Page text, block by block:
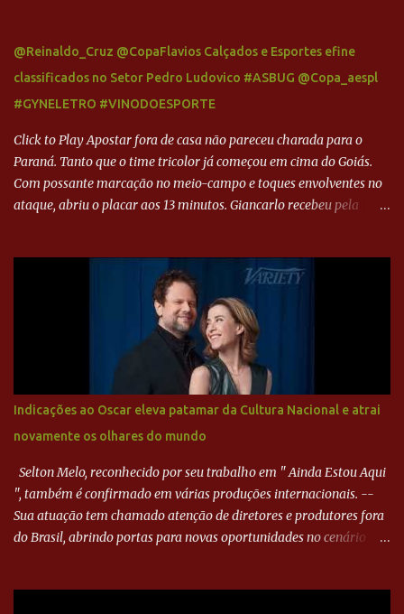
@Reinaldo_Cruz @CopaFlavios Calçados e Esportes efine
classificados no Setor Pedro Ludovico #ASBUG @Copa_aespl
#GYNELETRO #VINODOESPORTE
Click to Play Apostar fora de casa não pareceu charada para o
Paraná. Tanto que o time tricolor já começou em cima do Goiás.
Com possante marcação no meio-campo e toques envolventes no
ataque, abriu o placar aos 13 minutos. Giancarlo recebeu pela
Paraná ampliou a vantagem aos 21 minutos. Éverton Garroni
desviou cruzamento de cabeça e, mesmo de costas, incidiu o canto
direito de Harlei. O goleiro esmeraldino se esticou e até tocou na
bola, mas não o suficiente para desviar sua trajetória. O ataque do
Goiás era nulo, tanto que o Paraná seguiu em cima. Aos 32
minutos, Jefferson cabeceou e Harlei fez grande defesa. Seis
minutos depois, Wellington encheu o pé e quase surpreendeu o
goleiro rival, que novamente defendeu. No fim, Jefferson teve
outra boa chance, mas parou no goleiro. Gol para matar espera...
Indicações ao Oscar eleva patamar da Cultura Nacional e atrai
novamente os olhares do mundo
Selton Melo, reconhecido por seu trabalho em " Ainda Estou Aqui
", também é confirmado em várias produções internacionais. --
Sua atuação tem chamado atenção de diretores e produtores fora
do Brasil, abrindo portas para novas oportunidades no cenário